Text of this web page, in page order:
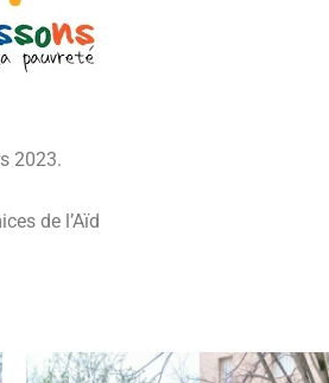
2023.
de l’Aïd